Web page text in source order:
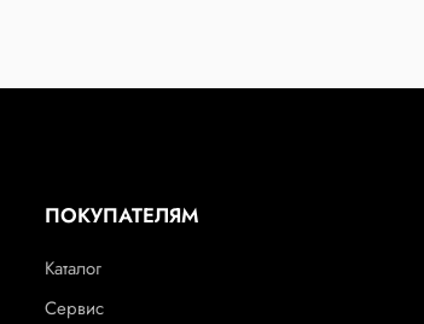
ПОКУПАТЕЛЯМ
Каталог
Сервис